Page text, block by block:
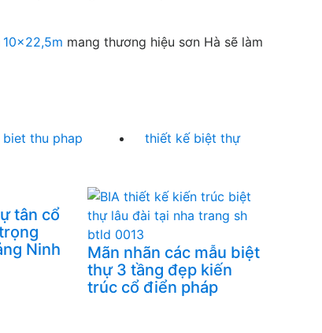
mang thương hiệu sơn Hà sẽ làm
biet thu phap thiết kế biệt thự
tân cổ
Ninh
Mãn nhãn các mẫu biệt
thự 3 tầng đẹp kiến
trúc cổ điển pháp